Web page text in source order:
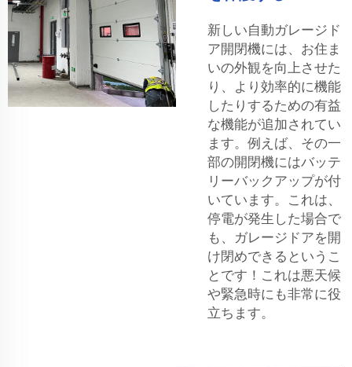
新しい自動ガレージド
ア開閉機には、お住ま
いの外観を向上させた
り、より効率的に機能
したりするための有益
な機能が追加されてい
ます。例えば、その一
部の開閉機にはバッテ
リーバックアップが付
いています。これは、
停電が発生した場合で
も、ガレージドアを開
け閉めできるというこ
とです！これは悪天候
や緊急時にも非常に役
立ちます。